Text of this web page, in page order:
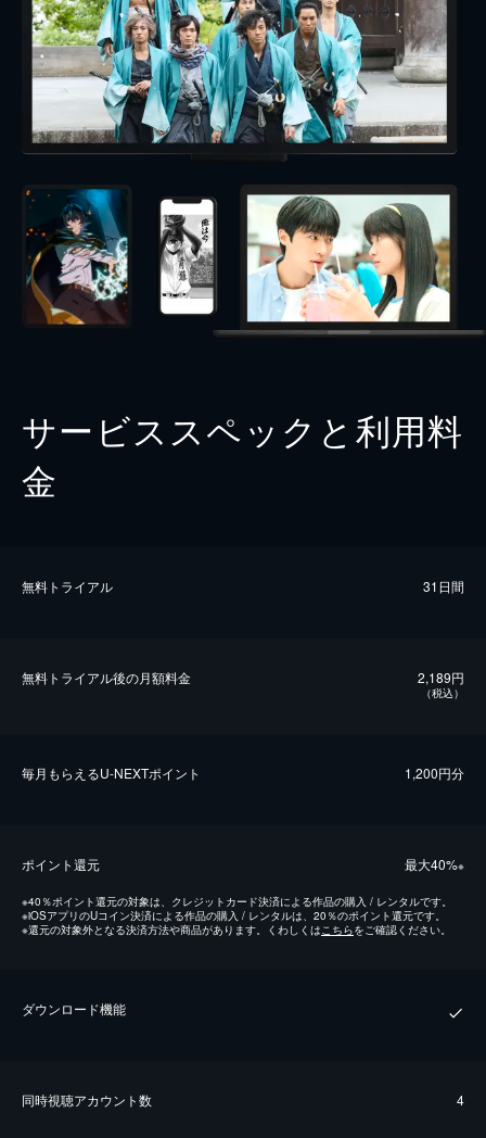
サービススペックと利用料
金
無料トライアル 31日間
無料トライアル後の⽉額料金 2,189円
（税込）
毎⽉もらえるU-NEXTポイント 1,200円分
ポイント還元 最⼤40%※
※40％ポイント還元の対象は、クレジットカード決済による作品の購入 / レンタルです。
※iOSアプリのUコイン決済による作品の購入 / レンタルは、20％のポイント還元です。
※還元の対象外となる決済方法や商品があります。くわしくはこちらをご確認ください。
ダウンロード機能
同時視聴アカウント数 4